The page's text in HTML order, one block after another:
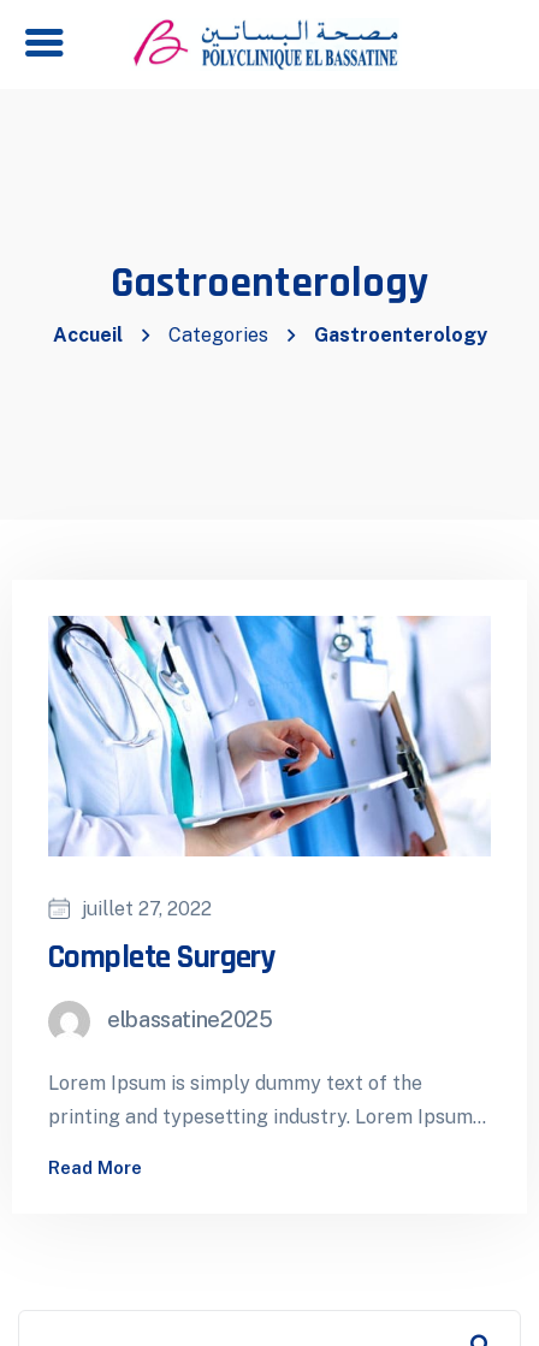
Gastroenterology
Accueil Categories Gastroenterology
juillet 27, 2022
Complete Surgery
elbassatine2025
Lorem Ipsum is simply dummy text of the
printing and typesetting industry. Lorem Ipsum
Read More